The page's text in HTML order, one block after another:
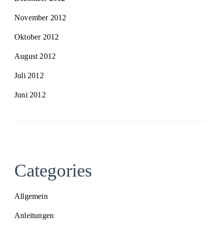
November 2012
Oktober 2012
August 2012
Juli 2012
Juni 2012
Categories
Allgemein
Anleitungen